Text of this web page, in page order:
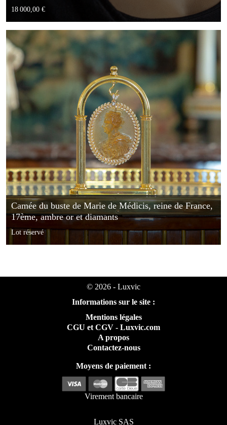
18 000,00 €
Camée du buste de Marie de Médicis, reine de France,
17ème, ambre or et diamants
Lot réservé
© 2026 - Luxvic
Informations sur le site :
Mentions légales
CGU et CGV - Luxvic.com
A propos
Contactez-nous
Moyens de paiement :
Virement bancaire
Luxvic SAS